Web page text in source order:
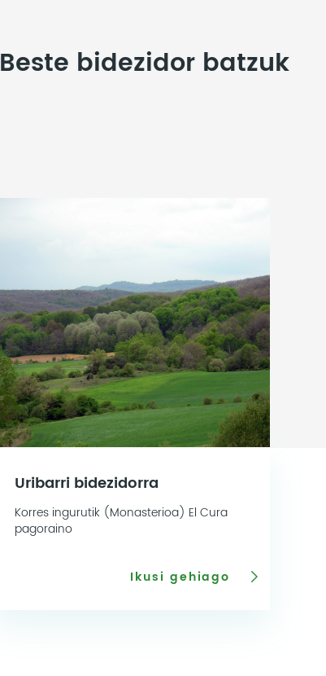
Beste bidezidor batzuk
Uribarri bidezidorra
Korres ingurutik (Monasterioa) El Cura
pagoraino
Ikusi gehiago